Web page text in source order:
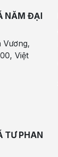
NĂM ĐẠI
Việt
TƯ PHAN